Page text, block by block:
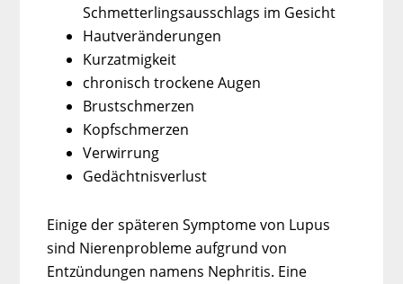
Schmetterlingsausschlags im Gesicht
Hautveränderungen
Kurzatmigkeit
chronisch trockene Augen
Brustschmerzen
Kopfschmerzen
Verwirrung
Gedächtnisverlust
Einige der späteren Symptome von Lupus
sind Nierenprobleme aufgrund von
Entzündungen namens Nephritis. Eine